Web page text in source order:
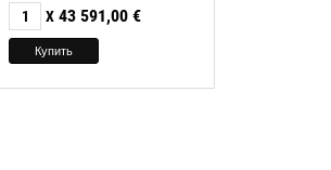
X 43 591,00 €